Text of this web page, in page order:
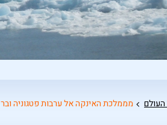
העולם מממלכת האינקה אל ערבות פטגוניה